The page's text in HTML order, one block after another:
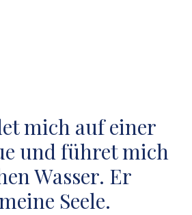
mich auf einer
und führet mich
Wasser. Er
Seele.